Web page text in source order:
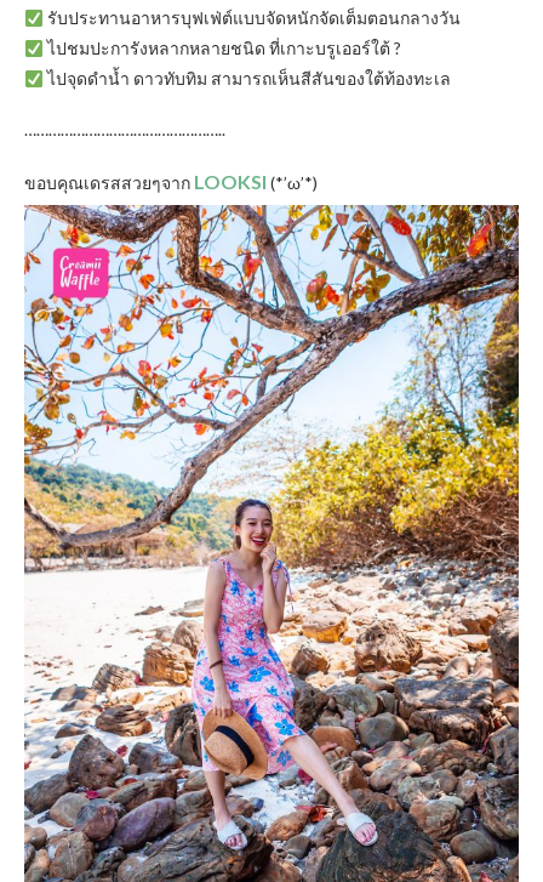
รับประทานอาหารบุฟเฟ่ต์แบบจัดหนักจัดเต็มตอนกลางวัน
ไปชมปะการังหลากหลายชนิด ที่เกาะบรูเออร์ใต้?
ไปจุดดำน้ำ ดาวทับทิม สามารถเห็นสีสันของใต้ท้องทะเล
…………………………………………..
ขอบคุณเดรสสวยๆจาก LOOKSI (*’ω’*)